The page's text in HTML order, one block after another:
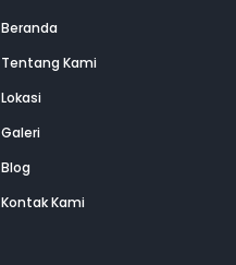
Beranda
Tentang Kami
Lokasi
Galeri
Blog
Kontak Kami